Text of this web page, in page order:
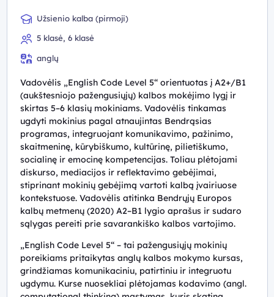
Užsienio kalba (pirmoji)
5 klasė, 6 klasė
anglų
Vadovėlis „English Code Level 5“ orientuotas į A2+/B1
(aukštesniojo pažengusiųjų) kalbos mokėjimo lygį ir
skirtas 5–6 klasių mokiniams. Vadovėlis tinkamas
ugdyti mokinius pagal atnaujintas Bendrąsias
programas, integruojant komunikavimo, pažinimo,
skaitmeninę, kūrybiškumo, kultūrinę, pilietiškumo,
socialinę ir emocinę kompetencijas. Toliau plėtojami
diskurso, mediacijos ir reflektavimo gebėjimai,
stiprinant mokinių gebėjimą vartoti kalbą įvairiuose
kontekstuose. Vadovėlis atitinka Bendrųjų Europos
kalbų metmenų (2020) A2–B1 lygio aprašus ir sudaro
sąlygas pereiti prie savarankiško kalbos vartojimo.
„English Code Level 5“ – tai pažengusiųjų mokinių
poreikiams pritaikytas anglų kalbos mokymo kursas,
grindžiamas komunikaciniu, patirtiniu ir integruotu
ugdymu. Kurse nuosekliai plėtojamas kodavimo (angl.